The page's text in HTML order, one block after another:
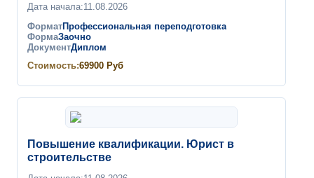
Дата начала:11.08.2026
ФорматПрофессиональная переподготовка
ФормаЗаочно
ДокументДиплом
Стоимость:69900 Руб
Повышение квалификации. Юрист в
строительстве